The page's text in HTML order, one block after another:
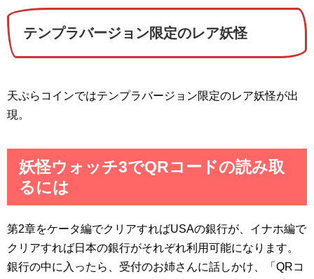
テンプラバージョン限定のレア妖怪
天ぷらコインではテンプラバージョン限定のレア妖怪が出
現。
妖怪ウォッチ3でQRコードの読み取
るには
第2章をケータ編でクリアすればUSAの銀行が、イナホ編で
クリアすれば日本の銀行がそれぞれ利用可能になります。
銀行の中に入ったら、受付のお姉さんに話しかけ、「QRコ